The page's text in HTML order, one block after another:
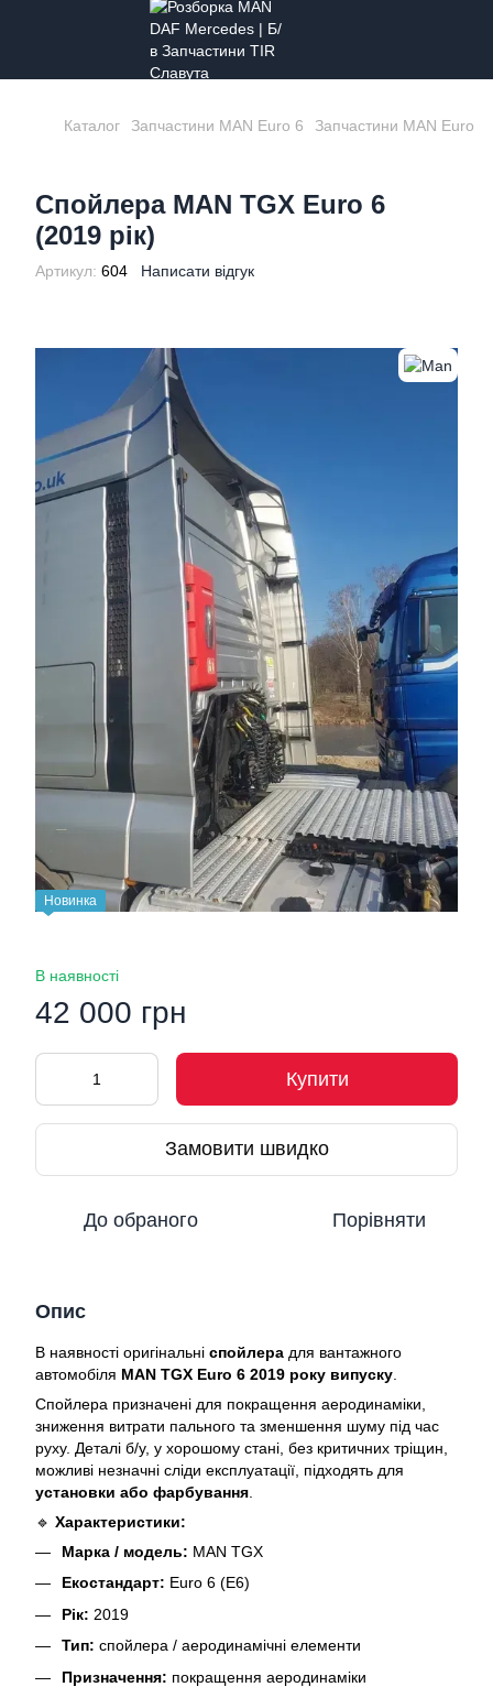
Каталог Запчастини MAN Euro 6 Запчастини MAN Euro 6
Спойлера MAN TGX Euro 6
(2019 рік)
Артикул: 604 Написати відгук
Новинка
В наявності
42 000 грн
Купити
Замовити швидко
До обраного Порівняти
Опис
В наявності оригінальні спойлера для вантажного
автомобіля MAN TGX Euro 6 2019 року випуску
Спойлера призначені для покращення аеродинаміки,
зниження витрати пального та зменшення шуму під час
руху. Деталі б/у, у хорошому стані, без критичних тріщин,
можливі незначні сліди експлуатації, підходять для
установки або фарбування
🔹 Характеристики:
Марка / модель: MAN TGX
Екостандарт: Euro 6 (E6)
Рік: 2019
Тип: спойлера / аеродинамічні елементи
Призначення: покращення аеродинаміки